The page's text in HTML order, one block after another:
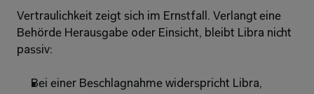
Vertraulichkeit zeigt sich im Ernstfall. Verlangt eine
Behörde Herausgabe oder Einsicht, bleibt Libra nicht
passiv:
Bei einer Beschlagnahme widerspricht Libra,